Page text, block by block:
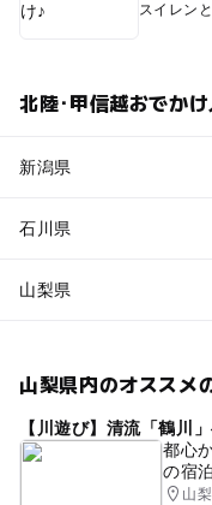
スイレン
北陸･甲信越おでか
新潟県
石川県
山梨県
山梨県内のオススメ
【川遊び】清流「鶴川
都心
の宿
山